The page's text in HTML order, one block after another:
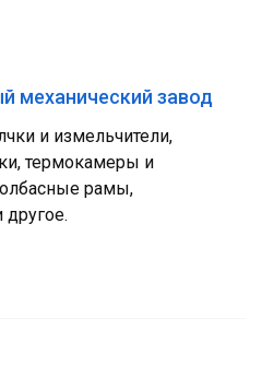
механический завод
и измельчители,
термокамеры и
рамы,
другое.